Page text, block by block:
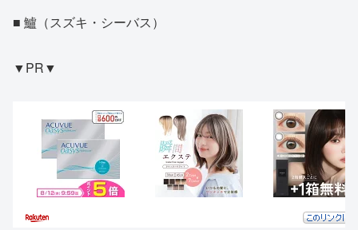
■ 鱸（スズキ・シーバス）
▼PR▼